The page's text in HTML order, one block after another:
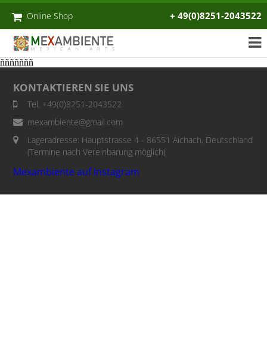
Online Shop + 49(0)8251-2043522
ñññññññ
KONTAKTIEREN SIE UNS
Tel. +49(0)8251-2043522
mexambiente@gmail.com
Lageradresse: Hauptstrasse 4 - 86551 Aichach, Deutschland
(Termine nach Vereinbarung möglich)
Mexambiente auf Instagram